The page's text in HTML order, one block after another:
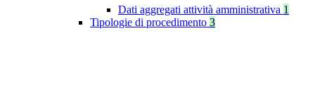
Dati aggregati attività amministrativa 1
Tipologie di procedimento 3